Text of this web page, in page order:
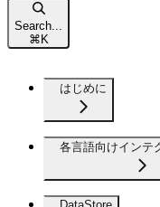
Search...
⌘ K
はじめに
各言語向けインテ